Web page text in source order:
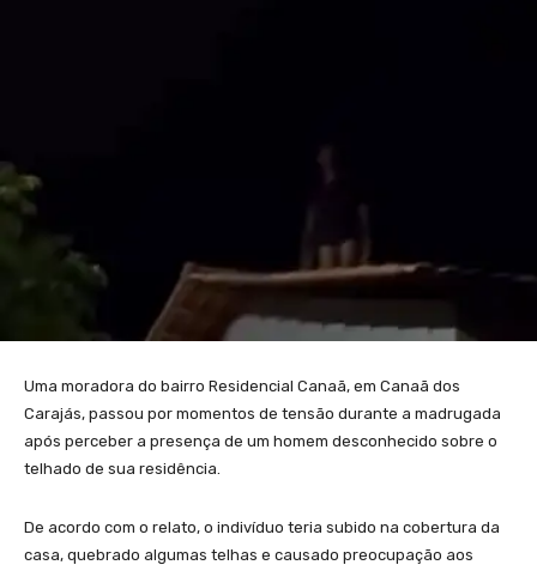
Uma moradora do bairro Residencial Canaã, em Canaã dos
Carajás, passou por momentos de tensão durante a madrugada
após perceber a presença de um homem desconhecido sobre o
telhado de sua residência.
De acordo com o relato, o indivíduo teria subido na cobertura da
casa, quebrado algumas telhas e causado preocupação aos